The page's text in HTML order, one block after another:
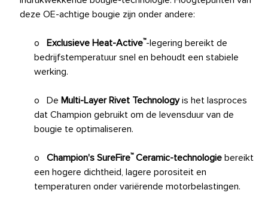
deze OE-achtige bougie zijn onder andere:
o Exclusieve Heat-Active™-legering bereikt de
bedrijfstemperatuur snel en behoudt een stabiele
werking.
o De Multi-Layer Rivet Technologyis het lasproces
dat Champion gebruikt om de levensduur van de
bougie te optimaliseren.
o Champion's SureFire™Ceramic-technologie bereikt
een hogere dichtheid, lagere porositeit en
temperaturen onder variërende motorbelastingen.